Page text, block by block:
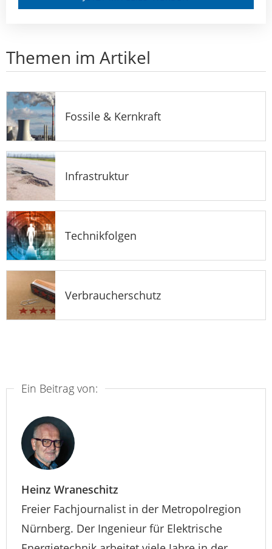
Themen im Artikel
Fossile & Kernkraft
Infrastruktur
Technikfolgen
Verbraucherschutz
Ein Beitrag von:
Heinz Wraneschitz
Freier Fachjournalist in der Metropolregion
Nürnberg. Der Ingenieur für Elektrische